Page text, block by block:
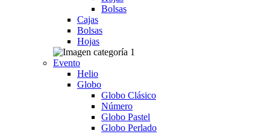
Bolsas
Cajas
Bolsas
Hojas
Evento
Helio
Globo
Globo Clásico
Número
Globo Pastel
Globo Perlado